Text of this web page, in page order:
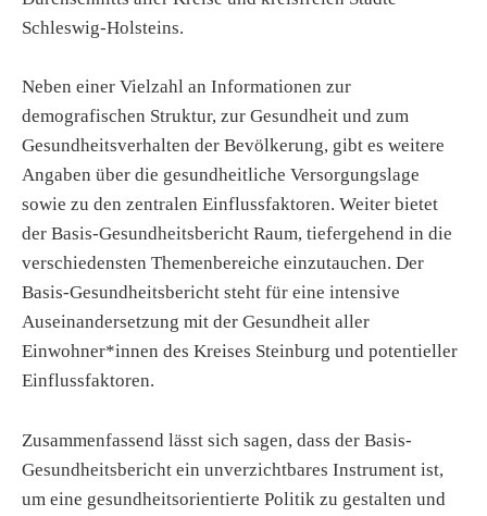
Schleswig-Holsteins.
Neben einer Vielzahl an Informationen zur
demografischen Struktur, zur Gesundheit und zum
Gesundheitsverhalten der Bevölkerung, gibt es weitere
Angaben über die gesundheitliche Versorgungslage
sowie zu den zentralen Einflussfaktoren. Weiter bietet
der Basis-Gesundheitsbericht Raum, tiefergehend in die
verschiedensten Themenbereiche einzutauchen. Der
Basis-Gesundheitsbericht steht für eine intensive
Auseinandersetzung mit der Gesundheit aller
Einwohner*innen des Kreises Steinburg und potentieller
Einflussfaktoren.
Zusammenfassend lässt sich sagen, dass der Basis-
Gesundheitsbericht ein unverzichtbares Instrument ist,
um eine gesundheitsorientierte Politik zu gestalten und